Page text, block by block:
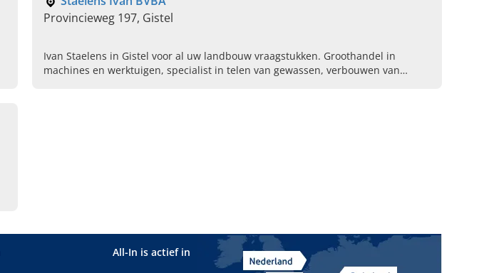
Provincieweg 197, Gistel
Ivan Staelens in Gistel voor al uw landbouw vraagstukken. Groothandel in
machines en werktuigen, specialist in telen van gewassen, verbouwen van
All-In is actief in